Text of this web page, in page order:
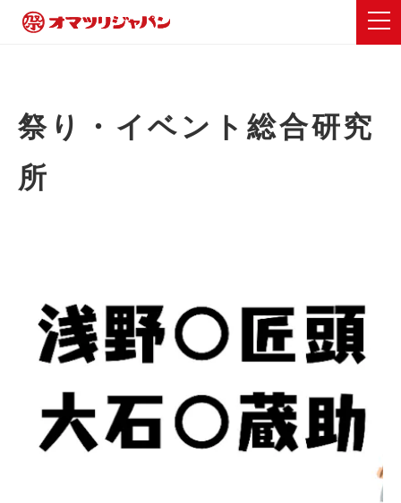
祭り・イベント総合研究
所